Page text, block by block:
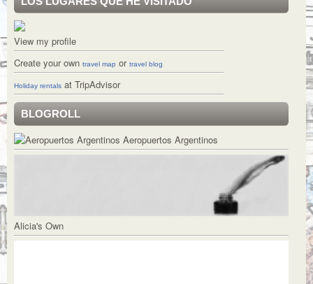
View my profile
Create your own travel map or travel blog
Holiday rentals at TripAdvisor
BLOGROLL
Aeropuertos Argentinos
Alicia's Own